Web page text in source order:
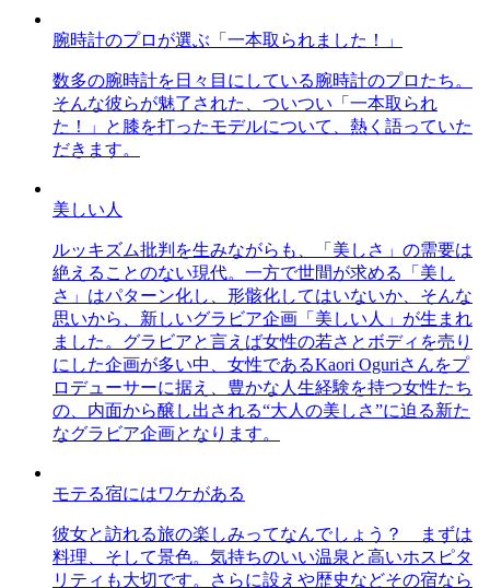
腕時計のプロが選ぶ「一本取られました！」
数多の腕時計を日々目にしている腕時計のプロたち。
そんな彼らが魅了された、ついつい「一本取られ
た！」と膝を打ったモデルについて、熱く語っていた
だきます。
美しい人
ルッキズム批判を生みながらも、「美しさ」の需要は
絶えることのない現代。一方で世間が求める「美し
さ」はパターン化し、形骸化してはいないか、そんな
思いから、新しいグラビア企画「美しい人」が生まれ
ました。グラビアと言えば女性の若さとボディを売り
にした企画が多い中、女性であるKaori Oguriさんをプ
ロデューサーに据え、豊かな人生経験を持つ女性たち
の、内面から醸し出される“大人の美しさ”に迫る新た
なグラビア企画となります。
モテる宿にはワケがある
彼女と訪れる旅の楽しみってなんでしょう？ まずは
料理、そして景色。気持ちのいい温泉と高いホスピタ
リティも大切です。さらに設えや歴史などその宿なら